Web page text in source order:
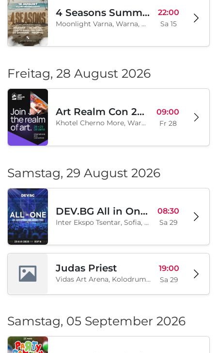
4 Seasons Summer Edition
Moonlight Varna, Warna, BG
22:00
Sa 15
Freitag, 28 August 2026
Art Realm Con 2026
Khotel Cherno More, Warna, BG
09:00
Fr 28
Samstag, 29 August 2026
DEV.BG All in One 2026
Inter Ekspo Tsentar, Sofia, BG
08:30
Sa 29
Judas Priest
Vidas Art Arena, Kolodrum, Borisova gradina, Sofia, BG
19:00
Sa 29
Samstag, 05 September 2026